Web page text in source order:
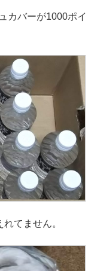
カバーが1000ポイ
てません。